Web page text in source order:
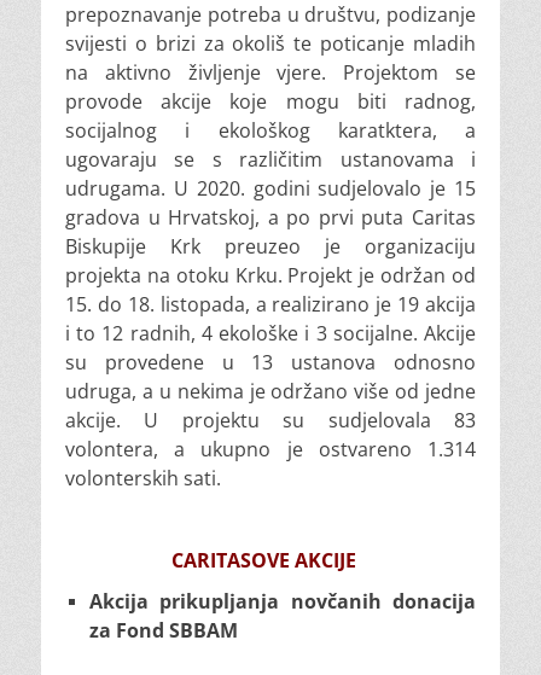
prepoznavanje potreba u društvu, podizanje
svijesti o brizi za okoliš te poticanje mladih
na aktivno življenje vjere. Projektom se
provode akcije koje mogu biti radnog,
socijalnog i ekološkog karatktera, a
ugovaraju se s različitim ustanovama i
udrugama. U 2020. godini sudjelovalo je 15
gradova u Hrvatskoj, a po prvi puta Caritas
Biskupije Krk preuzeo je organizaciju
projekta na otoku Krku. Projekt je održan od
15. do 18. listopada, a realizirano je 19 akcija
i to 12 radnih, 4 ekološke i 3 socijalne. Akcije
su provedene u 13 ustanova odnosno
udruga, a u nekima je održano više od jedne
akcije. U projektu su sudjelovala 83
volontera, a ukupno je ostvareno 1.314
volonterskih sati.
CARITASOVE AKCIJE
Akcija prikupljanja novčanih donacija
za Fond SBBAM